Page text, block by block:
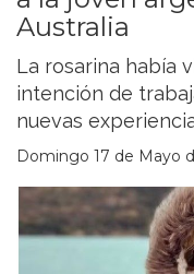
Australia
La rosarina había
intención de
nuevas
Domingo 17 de Mayo